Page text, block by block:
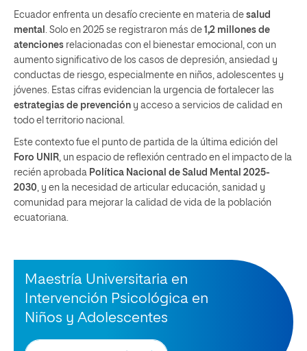
Ecuador enfrenta un desafío creciente en materia de salud
mental
. Solo en 2025 se registraron más de 1,2 millones de
atenciones relacionadas con el bienestar emocional, con un
aumento significativo de los casos de depresión, ansiedad y
conductas de riesgo, especialmente en niños, adolescentes y
jóvenes. Estas cifras evidencian la urgencia de fortalecer las
estrategias de prevención y acceso a servicios de calidad en
todo el territorio nacional.
Este contexto fue el punto de partida de la última edición del
Foro UNIR , un espacio de reflexión centrado en el impacto de la
recién aprobada Política Nacional de Salud Mental 2025-
2030 , y en la necesidad de articular educación, sanidad y
comunidad para mejorar la calidad de vida de la población
ecuatoriana.
Maestría Universitaria en
Intervención Psicológica en
Niños y Adolescentes